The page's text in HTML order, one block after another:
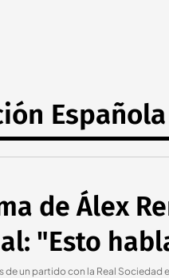
de Álex
"Esto
de un partido con la Real Sociedad